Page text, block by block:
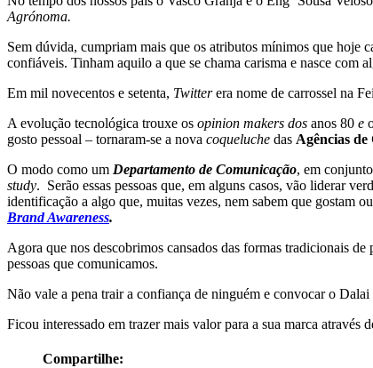
Agrónoma.
Sem dúvida, cumpriam mais que os atributos mínimos que hoje
confiáveis. Tinham aquilo a que se chama carisma e nasce com
Em mil novecentos e setenta, Twitterera nome de carrossel na
A evolução tecnológica trouxe os opinion makers dos anos 80 e
gosto pessoal – tornaram-se a nova coqueluche das Agências
O modo como um Departamento de Comunicação, em
study. Serão essas pessoas que, em alguns casos, vão liderar
identificação a algo que, muitas vezes, nem sabem que gostam
Brand Awareness.
Agora que nos descobrimos cansados das formas tradicionais
pessoas que comunicamos.
Não vale a pena trair a confiança de ninguém e convocar o
Ficou interessado em trazer mais valor para a sua marca através
Compartilhe: